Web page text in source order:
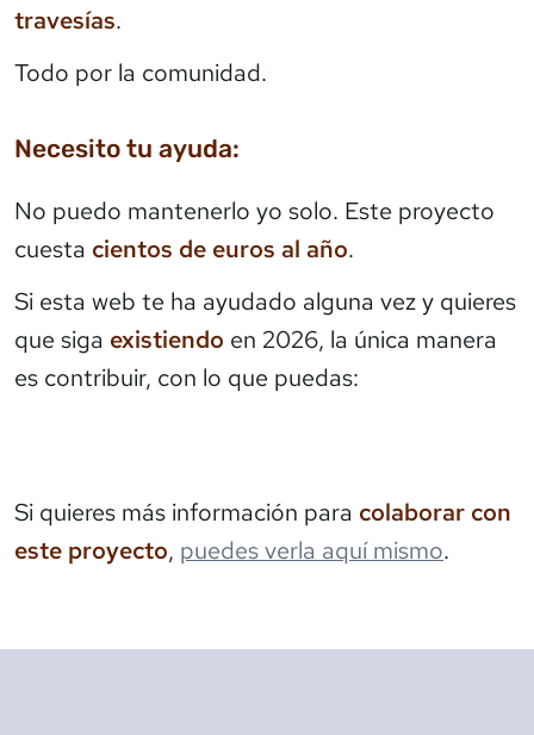
travesías.
Todo por la comunidad.
Necesito tu ayuda:
No puedo mantenerlo yo solo. Este proyecto
cuesta cientos de euros al año.
Si esta web te ha ayudado alguna vez y quieres
que siga existiendo en 2026, la única manera
es contribuir, con lo que puedas:
Si quieres más información para colaborar con
este proyecto, puedes verla aquí mismo.